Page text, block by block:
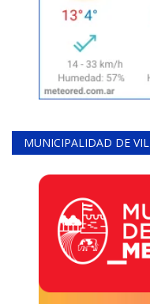
MUNICIPALIDAD DE